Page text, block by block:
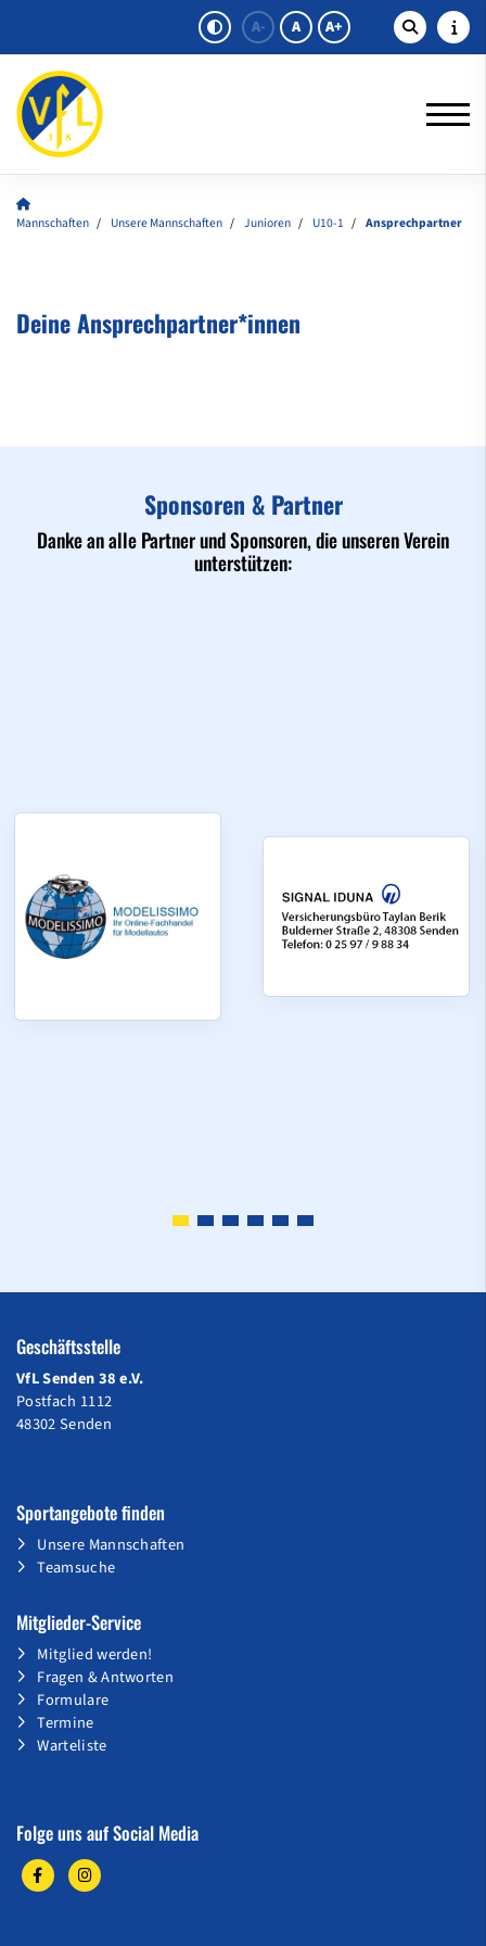
A- A A+
Mannschaften Unsere Mannschaften Junioren U10-1 Ansprechpartner
Deine Ansprechpartner*innen
Sponsoren & Partner
Danke an alle Partner und Sponsoren, die unseren Verein
unterstützen:
Geschäftsstelle
VfL Senden 38 e.V.
Postfach 1112
48302 Senden
Sportangebote finden
Unsere Mannschaften
Teamsuche
Mitglieder-Service
Mitglied werden!
Fragen & Antworten
Formulare
Termine
Warteliste
Folge uns auf Social Media